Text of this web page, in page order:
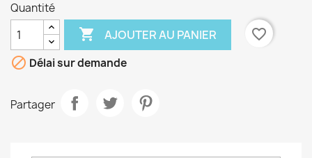
Quantité
 AJOUTER AU PANIER
favorite_border
 Délai sur demande
Partager